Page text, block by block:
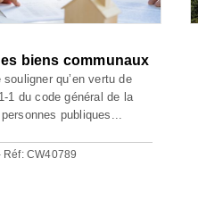
biens communaux
souligner qu’en vertu de
1 du code général de la
publiques...
CW40789